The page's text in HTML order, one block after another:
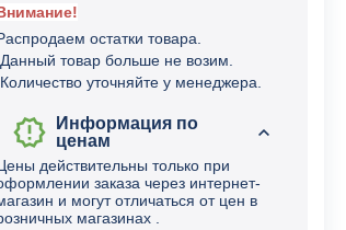
остатки товара.
Данный товар больше не возим.
Количество уточняйте у менеджера.
Информация по
ценам
действительны только при
заказа через интернет-
и могут отличаться от цен в
магазинах .